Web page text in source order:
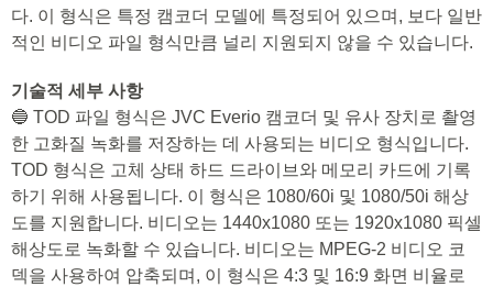
다. 이 형식은 특정 캠코더 모델에 특정되어 있으며, 보다 일반
적인 비디오 파일 형식만큼 널리 지원되지 않을 수 있습니다.
기술적 세부 사항
🔵 TOD 파일 형식은 JVC Everio 캠코더 및 유사 장치로 촬영
한 고화질 녹화를 저장하는 데 사용되는 비디오 형식입니다.
TOD 형식은 고체 상태 하드 드라이브와 메모리 카드에 기록
하기 위해 사용됩니다. 이 형식은 1080/60i 및 1080/50i 해상
도를 지원합니다. 비디오는 1440x1080 또는 1920x1080 픽셀
해상도로 녹화할 수 있습니다. 비디오는 MPEG-2 비디오 코
덱을 사용하여 압축되며, 이 형식은 4:3 및 16:9 화면 비율로